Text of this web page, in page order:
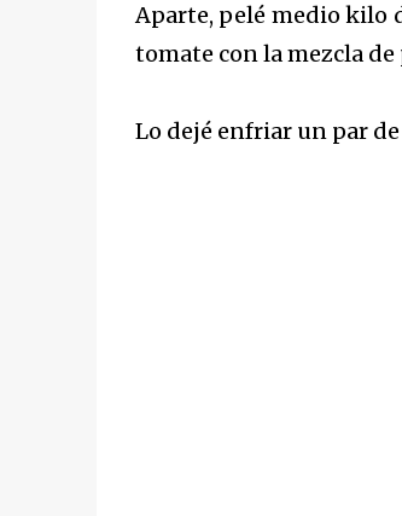
Aparte, pelé medio kilo
tomate con la mezcla
Lo dejé enfriar un par